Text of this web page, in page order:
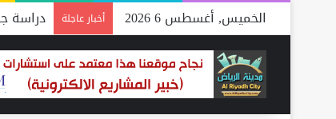
الخميس, أغسطس 6 2026 أخبار عاجلة دراسة